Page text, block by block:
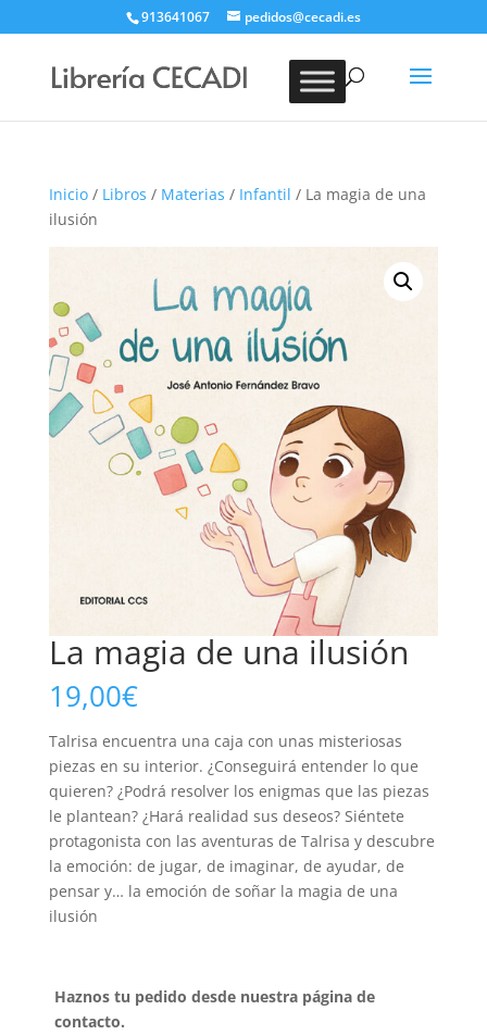
913641067 pedidos@cecadi.es
BUSCAR
Inicio/ Libros / Materias / Infantil / La magia de una
ilusión
La magia de una ilusión
19,00€
Talrisa encuentra una caja con unas misteriosas
piezas en su interior. ¿Conseguirá entender lo que
quieren? ¿Podrá resolver los enigmas que las piezas
le plantean? ¿Hará realidad sus deseos? Siéntete
protagonista con las aventuras de Talrisa y descubre
la emoción: de jugar, de imaginar, de ayudar, de
pensar y… la emoción de soñar la magia de una
ilusión
Haznos tu pedido desde nuestra página de
contacto.